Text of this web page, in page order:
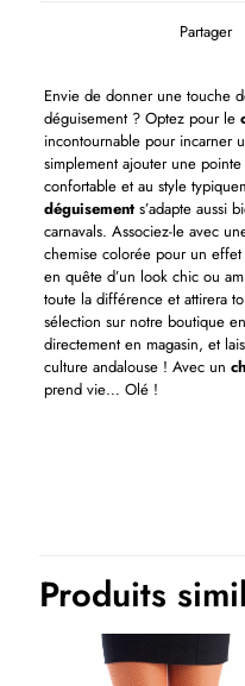
Partager
Envie de donner une touche
déguisement ? Optez pour le
incontournable pour incarner
simplement ajouter une
confortable et au style
déguisements’adapte aussi
carnavals. Associez-le avec
chemise colorée pour un
en quête d’un look chic ou
toute la différence et attirera
sélection sur notre boutique
directement en magasin, et
culture andalouse ! Avec un
prend vie… Olé !
Produits